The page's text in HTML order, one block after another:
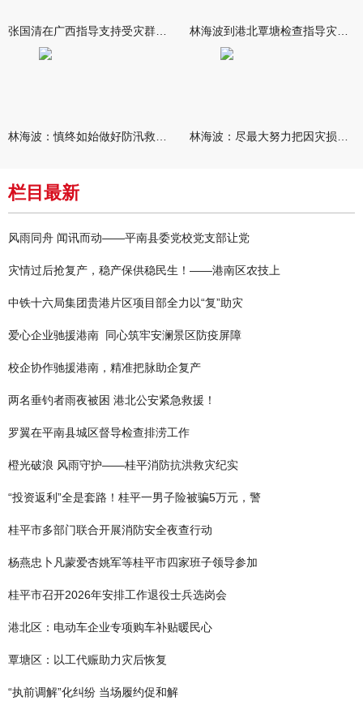
栏目最新
风雨同舟 闻讯而动——平南县委党校党支部让党
灾情过后抢复产，稳产保供稳民生！——港南区农技上
中铁十六局集团贵港片区项目部全力以“复”助灾
爱心企业驰援港南 同心筑牢安澜景区防疫屏障
校企协作驰援港南，精准把脉助企复产
两名垂钓者雨夜被困 港北公安紧急救援！
罗翼在平南县城区督导检查排涝工作
橙光破浪 风雨守护——桂平消防抗洪救灾纪实
“投资返利”全是套路！桂平一男子险被骗5万元，警
桂平市多部门联合开展消防安全夜查行动
杨燕忠卜凡蒙爱杏姚军等桂平市四家班子领导参加
桂平市召开2026年安排工作退役士兵选岗会
港北区：电动车企业专项购车补贴暖民心
覃塘区：以工代赈助力灾后恢复
“执前调解”化纠纷 当场履约促和解